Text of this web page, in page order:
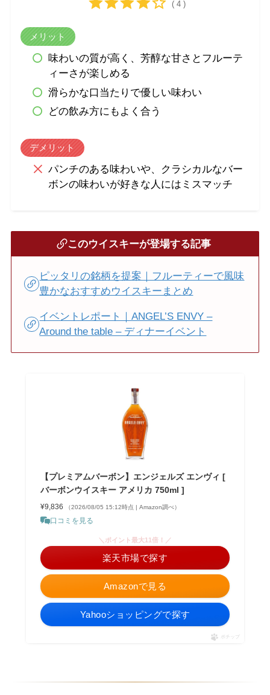
( 4 )
メリット
味わいの質が高く、芳醇な甘さとフルーテ
ィーさが楽しめる
滑らかな口当たりで優しい味わい
どの飲み方にもよく合う
デメリット
パンチのある味わいや、クラシカルなバー
ボンの味わいが好きな人にはミスマッチ
このウイスキーが登場する記事
ピッタリの銘柄を提案｜フルーティーで風味
豊かなおすすめウイスキーまとめ
イベントレポート｜ANGEL’S ENVY –
Around the table – ​ディナーイベント
【プレミアムバーボン】エンジェルズ エンヴィ [
バーボンウイスキー アメリカ 750ml ]
¥9,836 （2026/08/05 15:12時点 | Amazon調べ）
口コミを見る
Amazonで見る
＼ポイント最大11倍！／
楽天市場で探す
Yahooショッピングで探す
ポチップ